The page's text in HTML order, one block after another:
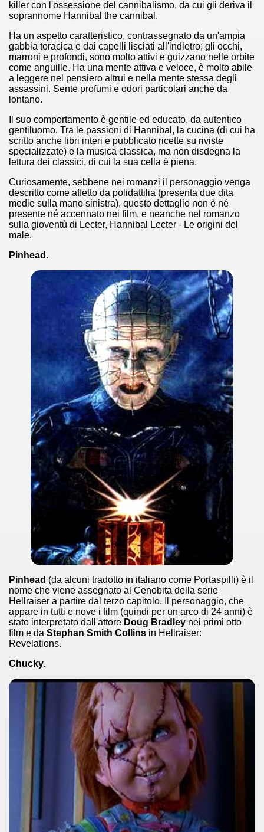
killer con l'ossessione del cannibalismo, da cui gli deriva il
soprannome Hannibal the cannibal.
Ha un aspetto caratteristico, contrassegnato da un'ampia
gabbia toracica e dai capelli lisciati all'indietro; gli occhi,
marroni e profondi, sono molto attivi e guizzano nelle orbite
come anguille. Ha una mente attiva e veloce, è molto abile
a leggere nel pensiero altrui e nella mente stessa degli
assassini. Sente profumi e odori particolari anche da
lontano.
Il suo comportamento è gentile ed educato, da autentico
gentiluomo. Tra le passioni di Hannibal, la cucina (di cui ha
scritto anche libri interi e pubblicato ricette su riviste
specializzate) e la musica classica, ma non disdegna la
lettura dei classici, di cui la sua cella è piena.
Curiosamente, sebbene nei romanzi il personaggio venga
descritto come affetto da polidattilia (presenta due dita
medie sulla mano sinistra), questo dettaglio non è né
presente né accennato nei film, e neanche nel romanzo
sulla gioventù di Lecter, Hannibal Lecter - Le origini del
male.
Pinhead.
Pinhead (da alcuni tradotto in italiano come Portaspilli) è il
nome che viene assegnato al Cenobita della serie
Hellraiser a partire dal terzo capitolo. Il personaggio, che
appare in tutti e nove i film (quindi per un arco di 24 anni) è
stato interpretato dall'attore Doug Bradley nei primi otto
film e da Stephan Smith Collins in Hellraiser:
Revelations.
Chucky.
Trilogia sulla morte
Se Ti Piacciono nel mese di Aprile 2014.
Se Ti Piacciono nel mese di Giugno 2014.